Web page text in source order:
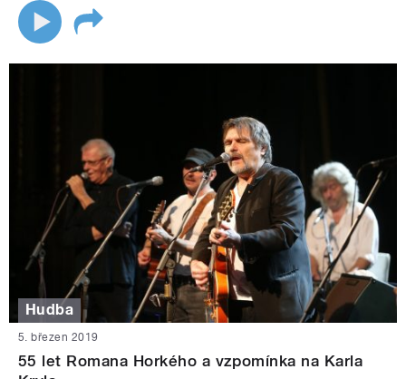
Hudba
5. březen 2019
55 let Romana Horkého a vzpomínka na Karla